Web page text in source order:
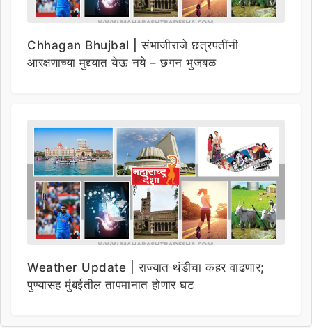
Chhagan Bhujbal | संभाजीराजे छत्रपतींनी
आरक्षणाच्या मुद्द्यात येऊ नये – छगन भुजबळ
Weather Update | राज्यात थंडीचा कहर वाढणार;
पुण्यासह मुंबईतील तापमानात होणार घट